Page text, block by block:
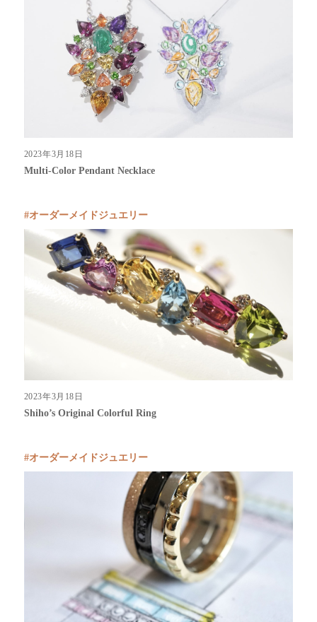
2023年3月18日
Multi-Color Pendant Necklace
オーダーメイドジュエリー
2023年3月18日
Shiho’s Original Colorful Ring
オーダーメイドジュエリー